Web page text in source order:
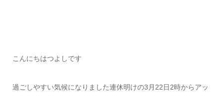
こんにちはつよしです
過ごしやすい気候になりました連休明けの3月22日2時からアッ